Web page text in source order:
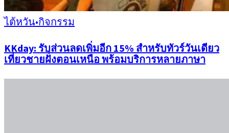
ไต้หวัน•กิจกรรม
KKday: รับส่วนลดเพิ่มอีก 15% สำหรับทัวร์วันเดียว
เที่ยวชายฝั่งตอนเหนือ พร้อมบริการหลายภาษา